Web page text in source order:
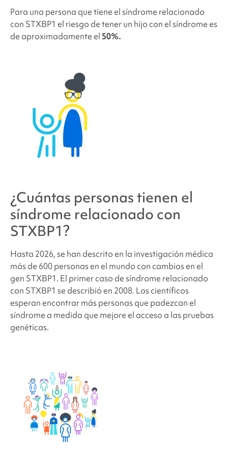
Para una persona que tiene el síndrome relacionado
con STXBP1 el riesgo de tener un hijo con el síndrome es
de aproximadamente el 50%.
¿Cuántas personas tienen el
síndrome relacionado con
STXBP1?
Hasta 2026, se han descrito en la investigación médica
más de 600 personas en el mundo con cambios en el
gen STXBP1. El primer caso desíndrome relacionado
con STXBP1 se describió en 2008. Los científicos
esperan encontrar más personas que padezcan el
síndrome a medida que mejore el acceso a las pruebas
genéticas.